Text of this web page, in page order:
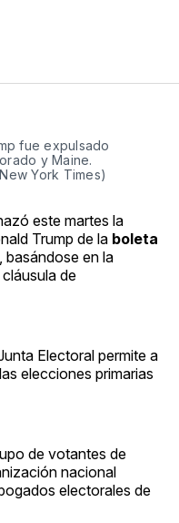
fue expulsado
y Maine.
York Times)
este martes la
Trump de la boleta
, basándose en la
de
Electoral permite a
elecciones primarias
de votantes de
nacional
electorales de